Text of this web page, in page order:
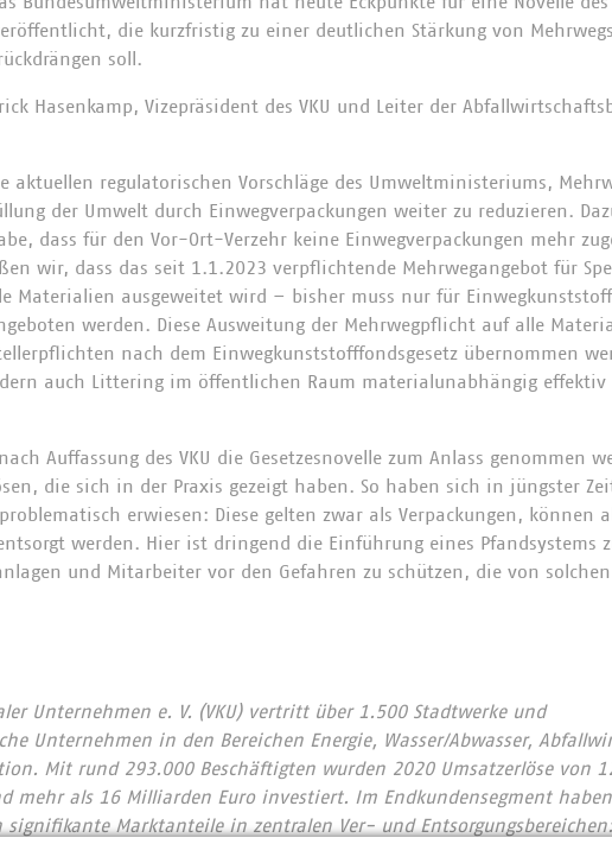
die kurzfristig zu einer deutlichen Stärkung von
soll.
Hasenkamp, Vizepräsident des VKU und Leiter der
aktuellen regulatorischen Vorschläge des Umweltministeriums,
der Umwelt durch Einwegverpackungen weiter zu reduzieren.
dass für den Vor-Ort-Verzehr keine Einwegverpackungen mehr
wir, dass das seit 1.1.2023 verpflichtende Mehrwegangebot für
Materialien ausgeweitet wird – bisher muss nur für
werden. Diese Ausweitung der Mehrwegpflicht auf alle
nach dem Einwegkunststofffondsgesetz übernommen
auch Littering im öffentlichen Raum materialunabhängig effektiv
Auffassung des VKU die Gesetzesnovelle zum Anlass genommen
die sich in der Praxis gezeigt haben. So haben sich in jüngster
erwiesen: Diese gelten zwar als Verpackungen, können
werden. Hier ist dringend die Einführung eines Pfandsystems
und Mitarbeiter vor den Gefahren zu schützen, die von solchen
Unternehmen e. V. (VKU) vertritt über 1.500 Stadtwerke und
Unternehmen in den Bereichen Energie, Wasser/Abwasser,
Mit rund 293.000 Beschäftigten wurden 2020 Umsatzerlöse von
mehr als 16 Milliarden Euro investiert. Im Endkundensegment
signifikante Marktanteile in zentralen Ver- und